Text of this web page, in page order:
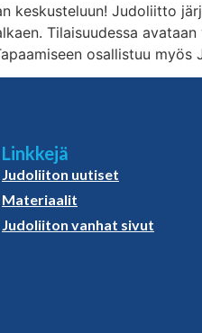
keskusteluun! Judoliitto
Tilaisuudessa
osallistuu
Linkkejä
Judoliiton uutiset
Materiaalit
Judoliiton vanhat sivut